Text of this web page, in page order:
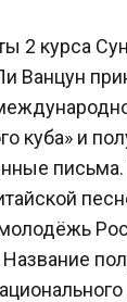
2 курса
Ванцун
куба» и
Название